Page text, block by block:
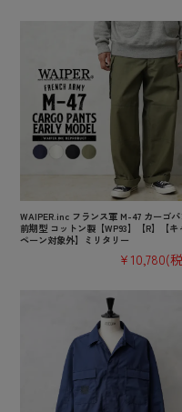
WAIPER.inc フランス軍 M-47 カーゴパ
前期型 コットン製【WP93】【R】【キ
ペーン対象外】ミリタリー
¥10,780(